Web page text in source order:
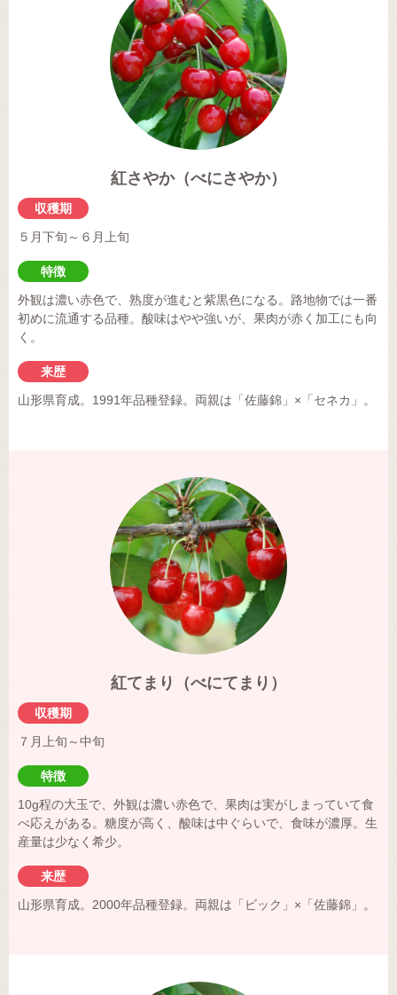
紅さやか（べにさやか）
収穫期
５月下旬～６月上旬
特徴
外観は濃い赤色で、熟度が進むと紫黒色になる。路地物では一番
初めに流通する品種。酸味はやや強いが、果肉が赤く加工にも向
く。
来歴
山形県育成。1991年品種登録。両親は「佐藤錦」×「セネカ」。
紅てまり（べにてまり）
収穫期
７月上旬～中旬
特徴
10g程の大玉で、外観は濃い赤色で、果肉は実がしまっていて食
べ応えがある。糖度が高く、酸味は中ぐらいで、食味が濃厚。生
産量は少なく希少。
来歴
山形県育成。2000年品種登録。両親は「ビック」×「佐藤錦」。